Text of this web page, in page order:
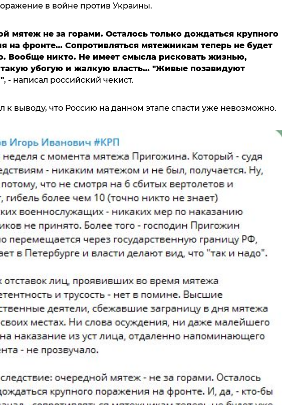
в войне против Украины.
мятеж не за горами. Осталось только дождаться крупного
на фронте… Сопротивляться мятежникам теперь не будет
Вообще никто. Не имеет смысла рисковать жизнью,
убогую и жалкую власть… "Живые позавидуют
", - написал российский чекист.
выводу, что Россию на данном этапе спасти уже невозможно.